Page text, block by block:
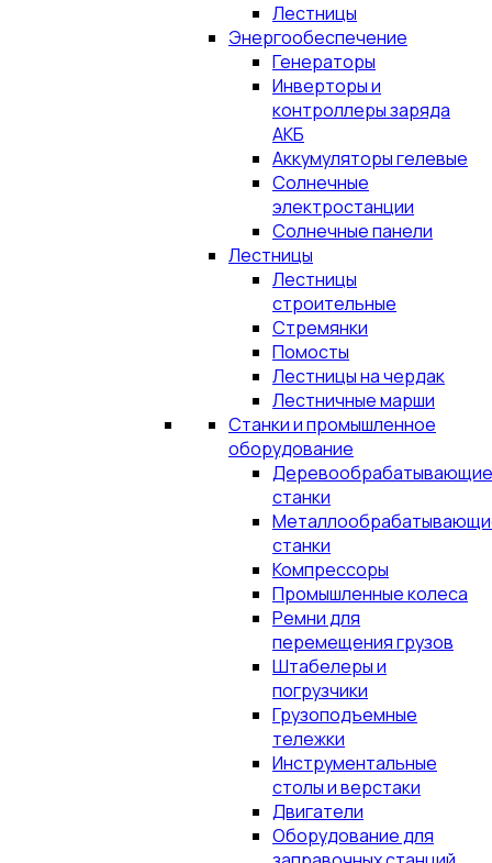
Лестницы
Энергообеспечение
Генераторы
Инверторы и
контроллеры заряда
АКБ
Аккумуляторы гелевые
Солнечные
электростанции
Солнечные панели
Лестницы
Лестницы
строительные
Стремянки
Помосты
Лестницы на чердак
Лестничные марши
Станки и промышленное
оборудование
Деревообрабатывающие
станки
станки
Компрессоры
Промышленные колеса
Ремни для
перемещения грузов
Штабелеры и
погрузчики
Грузоподъемные
тележки
Инструментальные
столы и верстаки
Двигатели
Оборудование для